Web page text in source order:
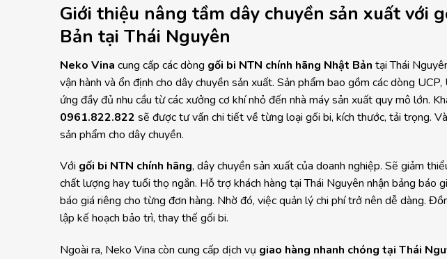
Giới thiệu nâng tầm dây chuyền sản xuất với
Bản tại Thái Nguyên
Neko Vina cung cấp các dòng gối bi NTN chính hãng Nhật Bản tại Thái
vận hành và ổn định cho dây chuyền sản xuất. Sản phẩm bao gồm các dòng
ứng đầy đủ nhu cầu từ các xưởng cơ khí nhỏ đến nhà máy sản xuất quy mô lớn.
0961.822.822 sẽ được tư vấn chi tiết về từng loại gối bi, kích thước, tải trọng.
sản phẩm cho dây chuyền.
Với gối bi NTN chính hãng, dây chuyền sản xuất của doanh nghiệp. Sẽ giảm
chất lượng hay tuổi thọ ngắn. Hỗ trợ khách hàng tại Thái Nguyên nhận bảng báo
báo giá riêng cho từng đơn hàng. Nhờ đó, việc quản lý chi phí trở nên dễ dàng.
lập kế hoạch bảo trì, thay thế gối bi.
Ngoài ra, Neko Vina còn cung cấp dịch vụ giao hàng nhanh chóng tại Thái